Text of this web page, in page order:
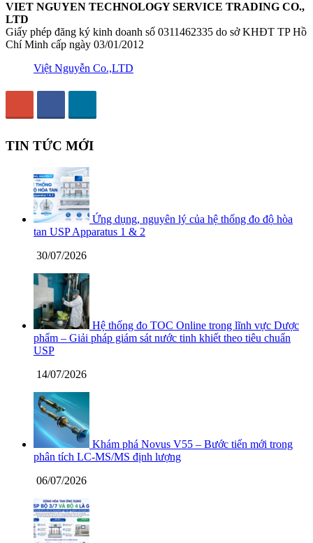
VIET NGUYEN TECHNOLOGY SERVICE TRADING CO.,
LTD
Giấy phép đăng ký kinh doanh số 0311462335 do sở KHĐT TP Hồ
Chí Minh cấp ngày 03/01/2012
Việt Nguyễn Co.,LTD
TIN TỨC MỚI
Ứng dụng, nguyên lý của hệ thống đo độ hòa
tan USP Apparatus 1 & 2
30/07/2026
Hệ thống đo TOC Online trong lĩnh vực Dược
phẩm – Giải pháp giám sát nước tinh khiết theo tiêu chuẩn
USP
14/07/2026
Khám phá Novus V55 – Bước tiến mới trong
phân tích LC-MS/MS định lượng
06/07/2026